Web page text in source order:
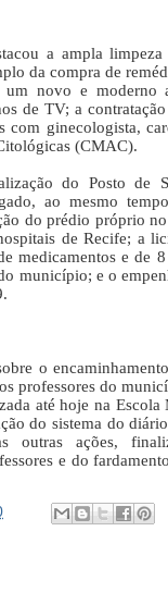
a ampla
da compra de
novo e moderno
de TV; a
com ginecologista,
(CMAC).
do Posto de
ao mesmo
do prédio próprio
de Recife; a
medicamentos e de
município; e o
o
professores do
até hoje na
do sistema do
outras ações,
e do